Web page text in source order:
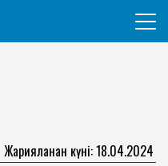
гражданин
Жарияланған күні: 18.04.2024